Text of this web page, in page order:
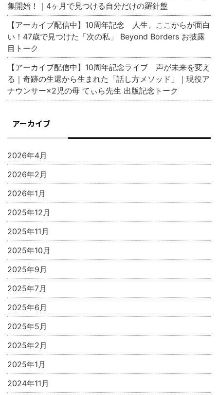
集開始！｜4ヶ月で見つける自分だけの羅針盤
【アーカイブ配信中】10周年記念 人生、ここからが面白
い！47歳で見つけた「次の私」 Beyond Borders お披露
目トーク
【アーカイブ配信中】10周年記念ライブ 声が未来を変え
る｜奇跡の生還から生まれた「話し方メソッド」｜現役ア
ナウンサー×2児の母 てぃら先生 出版記念トーク
アーカイブ
2026年4月
2026年2月
2026年1月
2025年12月
2025年11月
2025年10月
2025年9月
2025年7月
2025年6月
2025年5月
2025年2月
2025年1月
2024年11月